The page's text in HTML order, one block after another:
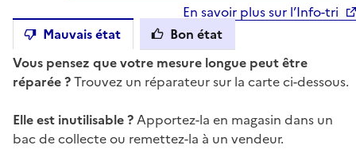
En savoir plus sur l’Info-tri
Mauvais état
Bon état
Vous pensez que votre mesure longue peut être
réparée ?Trouvez un réparateur sur la carte ci-dessous.
Elle est inutilisable ?Apportez-la en magasin dans un
bac de collecte ou remettez-la à un vendeur.